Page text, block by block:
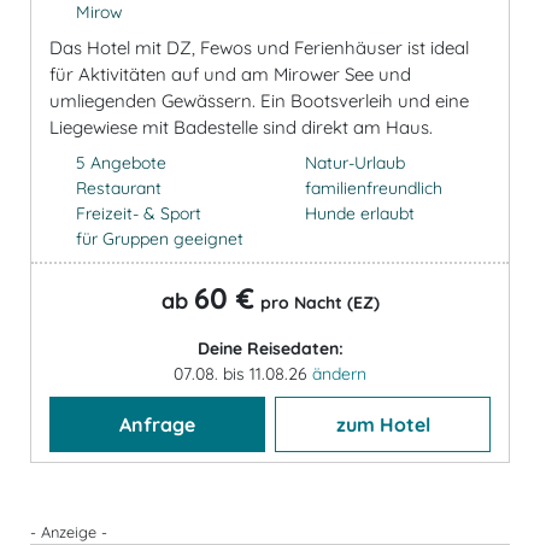
Mirow
Das Hotel mit DZ, Fewos und Ferienhäuser ist ideal
für Aktivitäten auf und am Mirower See und
umliegenden Gewässern. Ein Bootsverleih und eine
Liegewiese mit Badestelle sind direkt am Haus.
5 Angebote
Restaurant
Freizeit- & Sport
für Gruppen geeignet
Natur-Urlaub
familienfreundlich
Hunde erlaubt
ab 60 € pro Nacht (EZ)
Deine Reisedaten:
07.08. bis 11.08.26 ändern
Anfrage zum Hotel
- Anzeige -